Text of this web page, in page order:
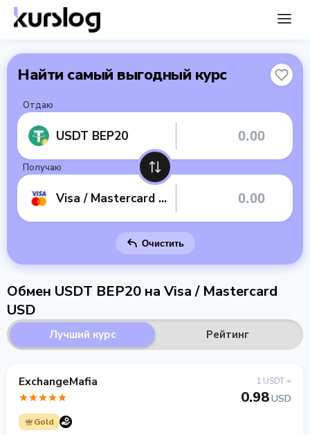
Найти самый выгодный курс
Отдаю
USDT BEP20
Получаю
Visa / Mastercard USD
Очистить
Обмен USDT BEP20 на Visa / Mastercard
USD
Лучший курс Рейтинг
ExchangeMafia
Gold
1 USDT =
0.98USD